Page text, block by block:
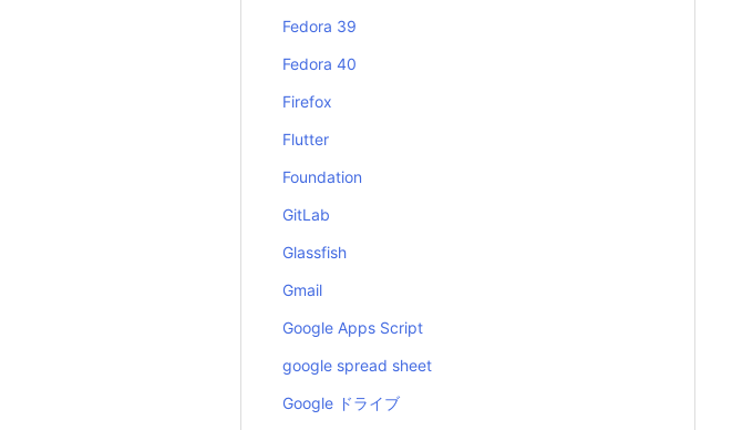
Fedora 39
Fedora 40
Firefox
Flutter
Foundation
GitLab
Glassfish
Gmail
Google Apps Script
google spread sheet
Google ドライブ